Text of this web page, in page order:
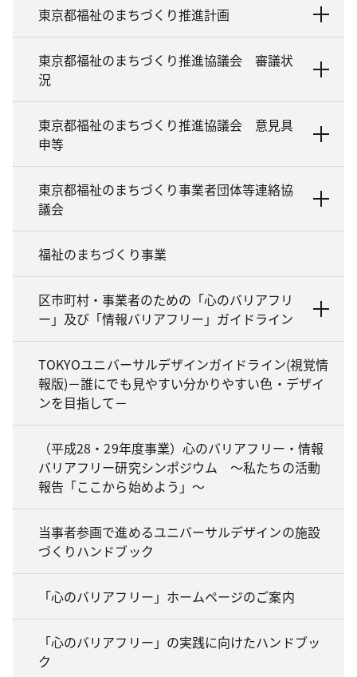
東京都福祉のまちづくり推進計画
東京都福祉のまちづくり推進協議会 審議状
況
東京都福祉のまちづくり推進協議会 意見具
申等
東京都福祉のまちづくり事業者団体等連絡協
議会
福祉のまちづくり事業
区市町村・事業者のための「心のバリアフリ
ー」及び「情報バリアフリー」ガイドライン
TOKYOユニバーサルデザインガイドライン(視覚情
報版)－誰にでも見やすい分かりやすい色・デザイ
ンを目指して－
（平成28・29年度事業）心のバリアフリー・情報
バリアフリー研究シンポジウム ～私たちの活動
報告「ここから始めよう」～
当事者参画で進めるユニバーサルデザインの施設
づくりハンドブック
「心のバリアフリー」ホームページのご案内
「心のバリアフリー」の実践に向けたハンドブッ
ク